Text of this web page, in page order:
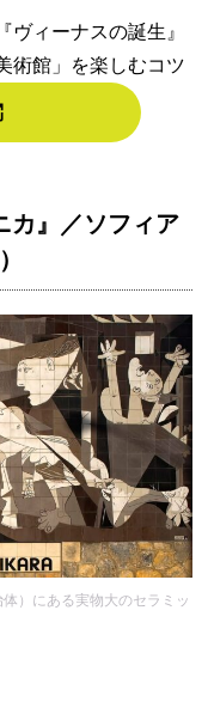
ィーナスの誕生』
術館」を楽しむコツ
カ』／ソフィア
）にある実物大のセラミッ